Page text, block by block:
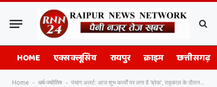
HOME एक्सक्लूसिव रायपुर क्राइम छत्तीसगढ़
Home - धर्म-ज्योतिष - पंचांग अलर्ट: आज शुभ कार्यों पर लगा है ‘ब्रेक’, राहुकाल के दौरान ये गलतियां पड़ सकती हैं महंगी